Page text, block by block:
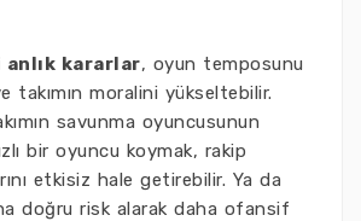
kararlar, oyun temposunu
takımın moralini yükseltebilir.
savunma oyuncusunun
bir oyuncu koymak, rakip
etkisiz hale getirebilir. Ya da
doğru risk alarak daha ofansif